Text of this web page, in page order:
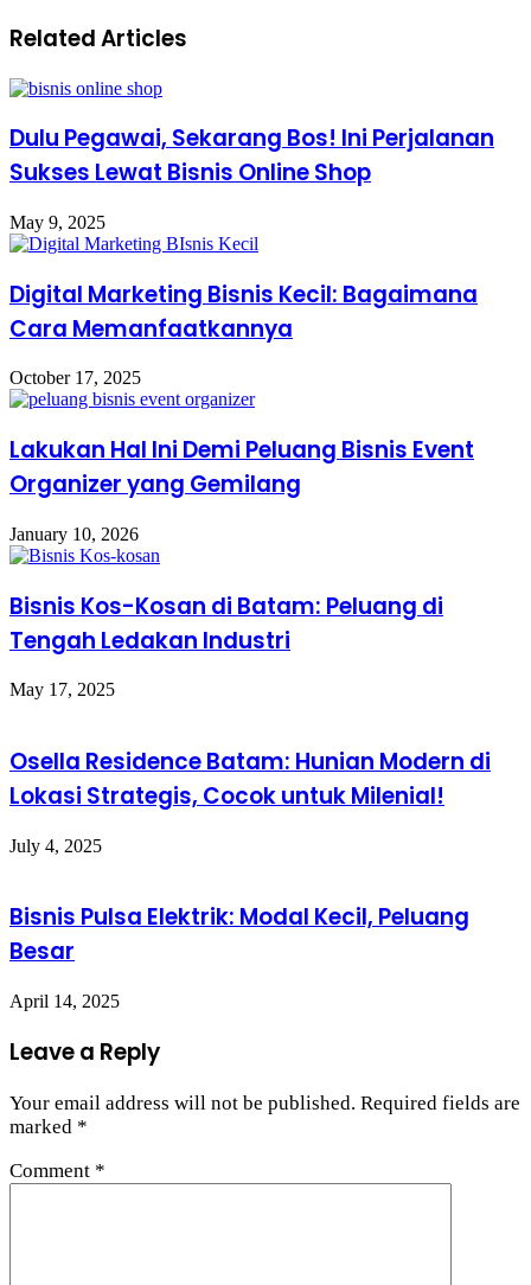
Related Articles
Dulu Pegawai, Sekarang Bos! Ini Perjalanan
Sukses Lewat Bisnis Online Shop
May 9, 2025
Digital Marketing Bisnis Kecil: Bagaimana
Cara Memanfaatkannya
October 17, 2025
Lakukan Hal Ini Demi Peluang Bisnis Event
Organizer yang Gemilang
January 10, 2026
Bisnis Kos-Kosan di Batam: Peluang di
Tengah Ledakan Industri
May 17, 2025
Osella Residence Batam: Hunian Modern di
Lokasi Strategis, Cocok untuk Milenial!
July 4, 2025
Bisnis Pulsa Elektrik: Modal Kecil, Peluang
Besar
April 14, 2025
Leave a Reply
Your email address will not be published. Required fields are
marked *
Comment *